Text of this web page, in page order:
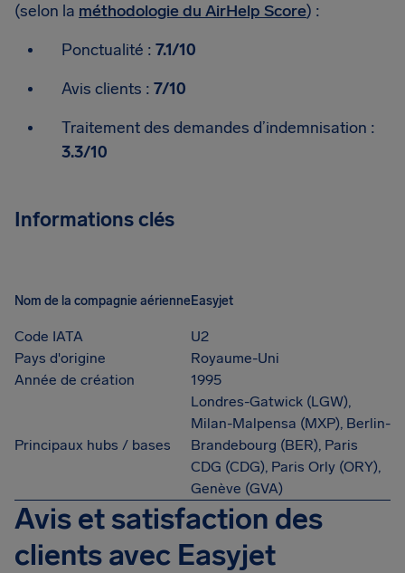
(selon la méthodologie du AirHelp Score) :
Ponctualité : 7.1/10
Avis clients : 7/10
Traitement des demandes d’indemnisation :
3.3/10
Informations clés
Nom de la compagnie aérienneEasyjet
Code IATA
U2
Pays d'origine
Royaume-Uni
Année de création
1995
Principaux hubs / bases
Londres-Gatwick (LGW),
Milan-Malpensa (MXP), Berlin-
Brandebourg (BER), Paris
CDG (CDG), Paris Orly (ORY),
Genève (GVA)
Avis et satisfaction des
clients avec Easyjet